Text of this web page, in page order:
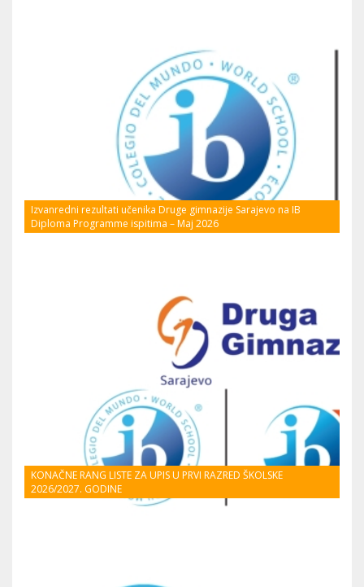
Izvanredni rezultati učenika Druge gimnazije Sarajevo na IB
Diploma Programme ispitima – Maj 2026
KONAČNE RANG LISTE ZA UPIS U PRVI RAZRED ŠKOLSKE
2026/2027. GODINE